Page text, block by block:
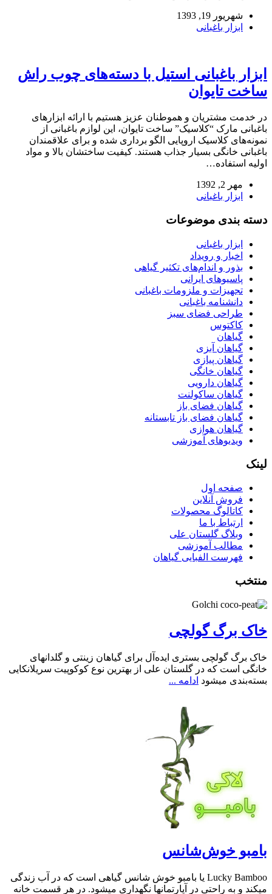
شهریور 19, 1393
ابزار باغبانی
ابزار باغبانی استیل با دسته‌های چوب راش
ساخت تایوان
در خدمت مشتریان و هموطنان عزیز هستیم با ارائه ابزارهای
باغبانی مارک “کلاسیک” ساخت تایوان، این لوازم باغبانی از
نمونه‌های کلاسیک اروپایی الگو برداری شده و برای علاقمندان
باغبانی خانگی بسیار جذاب هستند. کیفیت ساختشان بالا و مواد
اولیه استفاده…
مهر 2, 1392
ابزار باغبانی
دسته بندی موضوعات
ابزار باغبانی
اخبار و رویداد
بذور و اندام‌های تکثیر گیاهی
پاسیوهای ایرانی
تجهیزات و ملزومات باغبانی
دانشنامه باغبانی
طراحی فضای سبز
کاکتوس
گیاهان
گیاهان آبزی
گیاهان پیازی
گیاهان خانگی
گیاهان دارویی
گیاهان ساکولنت
گیاهان فضای باز
گیاهان فضای باز تابستانه
گیاهان هوازی
ویدیوهای آموزشی
لینک
صفحه اول
فروش آنلاین
کاتالوگ محصولات
ارتباط با ما
وبلاگ گلستان علی
مطالب آموزشی
فهرست الفبایی گیاهان
منتخب
خاک برگ گولچی
خاک برگ گولچی بستری ایده‌آل برای گیاهان زینتی و گلدانهای
خانگی است که در گلستان علی از بهترین نوع کوکوپیت سریلانکایی
بسته‌بندی میشود ادامه ...
بامبو خوش‌شانس
Lucky Bamboo یا بامبو خوش شانس گیاهی است که در آب زندگی
میکند و به راحتی در آپارتمانها نگهداری میشود. در هر قسمت خانه